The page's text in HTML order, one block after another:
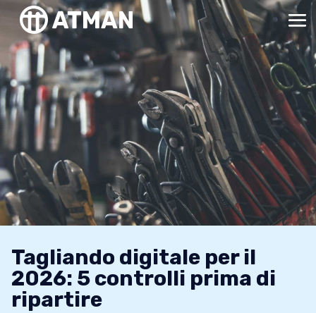
Tagliando digitale per il
2026: 5 controlli prima di
ripartire